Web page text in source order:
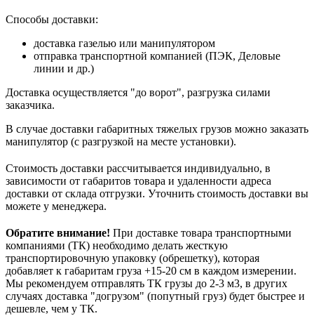
Способы доставки:
доставка газелью или манипулятором
отправка транспортной компанией (ПЭК, Деловые
линии и др.)
Доставка осуществляется "до ворот", разгрузка силами
заказчика.
В случае доставки габаритных тяжелых грузов можно заказать
манипулятор (с разгрузкой на месте установки).
Стоимость доставки рассчитывается индивидуально, в
зависимости от габаритов товара и удаленности адреса
доставки от склада отгрузки. Уточнить стоимость доставки вы
можете у менеджера.
Обратите внимание! При доставке товара транспортными
компаниями (ТК) необходимо делать жесткую
транспортировочную упаковку (обрешетку), которая
добавляет к габаритам груза +15-20 см в каждом измерении.
Мы рекомендуем отправлять ТК грузы до 2-3 м3, в других
случаях доставка "догрузом" (попутный груз) будет быстрее и
дешевле, чем у ТК.